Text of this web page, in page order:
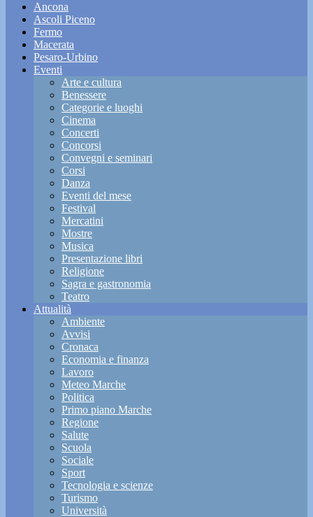
Ancona
Ascoli Piceno
Fermo
Macerata
Pesaro-Urbino
Eventi
Arte e cultura
Benessere
Categorie e luoghi
Cinema
Concerti
Concorsi
Convegni e seminari
Corsi
Danza
Eventi del mese
Festival
Mercatini
Mostre
Musica
Presentazione libri
Religione
Sagra e gastronomia
Teatro
Attualità
Ambiente
Avvisi
Cronaca
Economia e finanza
Lavoro
Meteo Marche
Politica
Primo piano Marche
Regione
Salute
Scuola
Sociale
Sport
Tecnologia e scienze
Turismo
Università